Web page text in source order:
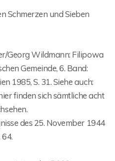
Schmerzen und Sieben
Georg Wildmann: Filipowa
Gemeinde, 6. Band:
1985, S. 31. Siehe auch:
finden sich sämtliche acht
des 25. November 1944